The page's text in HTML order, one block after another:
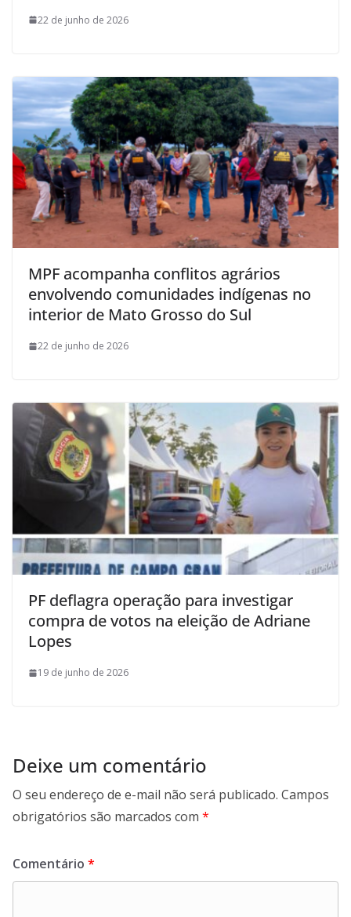
22 de junho de 2026
MPF acompanha conflitos agrários
envolvendo comunidades indígenas no
interior de Mato Grosso do Sul
22 de junho de 2026
PF deflagra operação para investigar
compra de votos na eleição de Adriane
Lopes
19 de junho de 2026
Deixe um comentário
O seu endereço de e-mail não será publicado. Campos
obrigatórios são marcados com *
Comentário *